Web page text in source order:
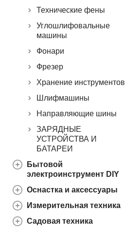
Технические фены
Углошлифовальные
машины
Фонари
Фрезер
Хранение инструментов
Шлифмашины
Направляющие шины
ЗАРЯДНЫЕ
УСТРОЙСТВА И
БАТАРЕИ
Бытовой
электроинструмент DIY
Оснастка и аксессуары
Измерительная техника
Садовая техника